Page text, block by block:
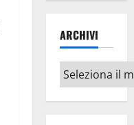
ARCHIVI
Archivi